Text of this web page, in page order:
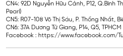
CN4: 92D Nguyễn Hữu Cảnh, P12, Q.Bình
Pearl)
CN5: R07-108 Võ Thị Sáu, P. Thống Nhất,
CN6: 37A Dương Tử Giang, P14, Q5, TPHCM
Facebook : https://www.facebook.com/